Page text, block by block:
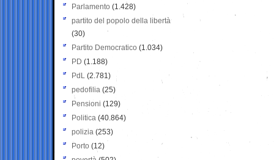
Parlamento (1.428)
partito del popolo della libertà
(30)
Partito Democratico (1.034)
PD (1.188)
PdL (2.781)
pedofilia (25)
Pensioni (129)
Politica (40.864)
polizia (253)
Porto (12)